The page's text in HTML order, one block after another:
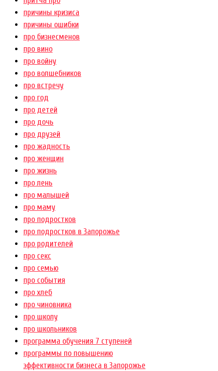
причины кризиса
причины ошибки
про бизнесменов
про вино
про войну
про волшебников
про встречу
про год
про детей
про дочь
про друзей
про жадность
про женщин
про жизнь
про лень
про малышей
про маму
про подростков
про подростков в Запорожье
про родителей
про секс
про семью
про события
про хлеб
про чиновника
про школу
про школьников
программа обучения 7 ступеней
программы по повышению
эффективности бизнеса в Запорожье